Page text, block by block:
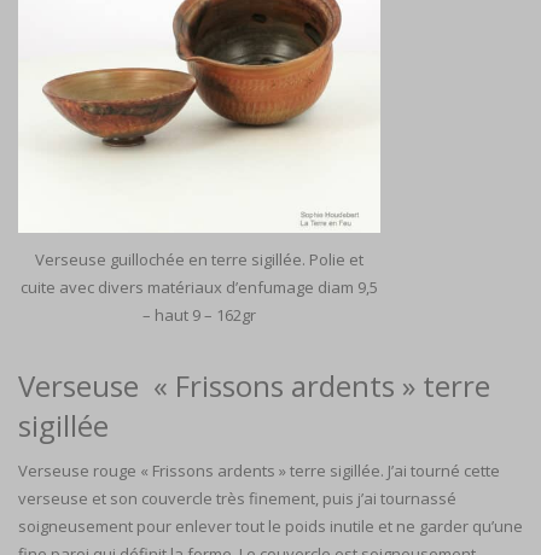
Verseuse guillochée en terre sigillée. Polie et
cuite avec divers matériaux d’enfumage diam 9,5
– haut 9 – 162gr
Verseuse « Frissons ardents » terre
sigillée
Verseuse rouge « Frissons ardents » terre sigillée. J’ai tourné cette
verseuse et son couvercle très finement, puis j’ai tournassé
soigneusement pour enlever tout le poids inutile et ne garder qu’une